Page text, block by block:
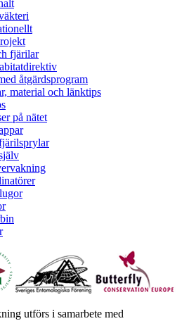
fjärilar
åtgärdsprogram
material och länktips
på nätet
utförs i samarbete med